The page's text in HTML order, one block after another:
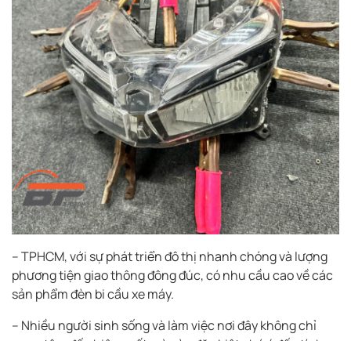
– TPHCM, với sự phát triển đô thị nhanh chóng và lượng
phương tiện giao thông đông đúc, có nhu cầu cao về các
sản phẩm đèn bi cầu xe máy.
– Nhiều người sinh sống và làm việc nơi đây không chỉ